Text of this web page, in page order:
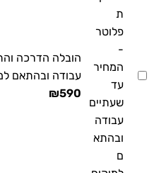
הובלה הדרכה
עבודה ובהתאם
₪590